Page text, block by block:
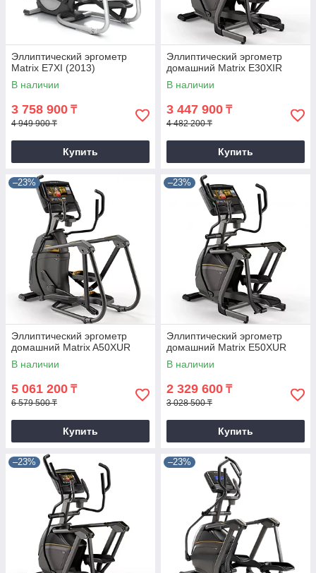
Эллиптический эргометр
Matrix E7XI (2013)
В наличии
3 758 900 ₸
4 949 900 ₸
Купить
Эллиптический эргометр
домашний Matrix E30XIR
В наличии
3 447 900 ₸
4 482 200 ₸
Купить
–23%
Эллиптический эргометр
домашний Matrix A50XUR
В наличии
5 061 200 ₸
6 579 500 ₸
Купить
–23%
Эллиптический эргометр
домашний Matrix E50XUR
В наличии
2 329 600 ₸
3 028 500 ₸
Купить
–23% –23%